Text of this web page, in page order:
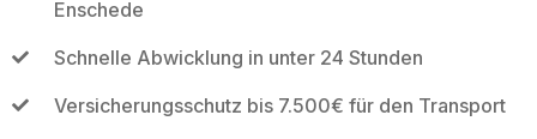
Enschede
Schnelle Abwicklung in unter 24 Stunden
Versicherungsschutz bis 7.500€ für den Transport